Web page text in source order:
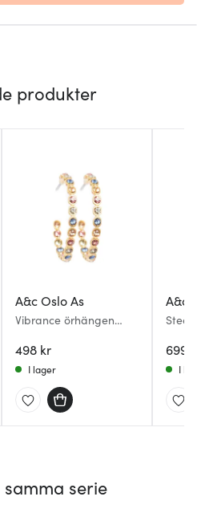
produkter
A&c Oslo As
Vibrance örhängen
498 kr
I lager
A&c
Steel
guld
699
I
serie